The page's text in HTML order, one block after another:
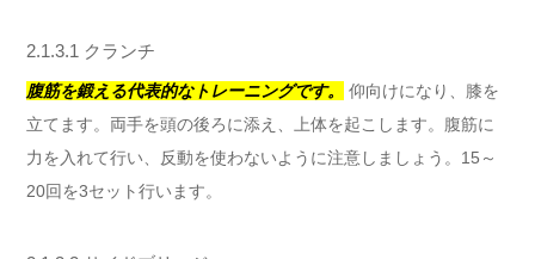
2.1.3.1 クランチ
腹筋を鍛える代表的なトレーニングです。
仰向けになり、膝を
立てます。両手を頭の後ろに添え、上体を起こします。腹筋に
力を入れて行い、反動を使わないように注意しましょう。15～
20回を3セット行います。